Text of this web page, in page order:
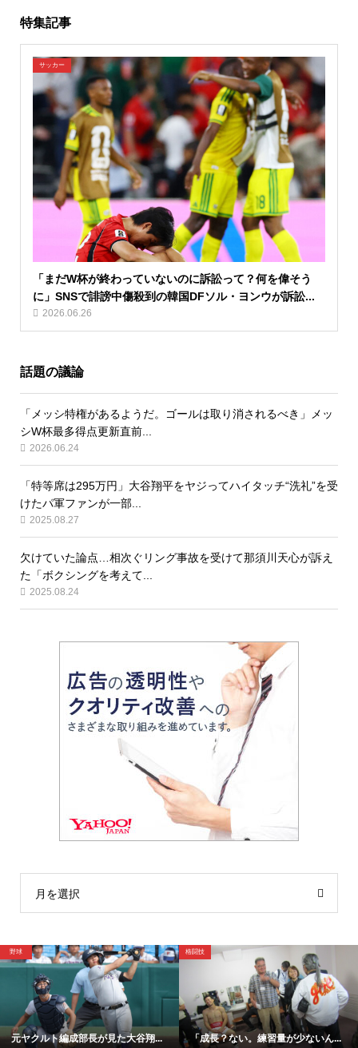
特集記事
サッカー
「まだW杯が終わっていないのに訴訟って？何を偉そう
に」SNSで誹謗中傷殺到の韓国DFソル・ヨンウが訴訟...
2026.06.26
話題の議論
「メッシ特権があるようだ。ゴールは取り消されるべき」メッ
シW杯最多得点更新直前...
2026.06.24
「特等席は295万円」大谷翔平をヤジってハイタッチ“洗礼”を受
けたパ軍ファンが一部...
2025.08.27
欠けていた論点…相次ぐリング事故を受けて那須川天心が訴え
た「ボクシングを考えて...
2025.08.24
月を選択
野球
元ヤクルト編成部長が見た大谷翔...
格闘技
「成長？ない。練習量が少ないん...